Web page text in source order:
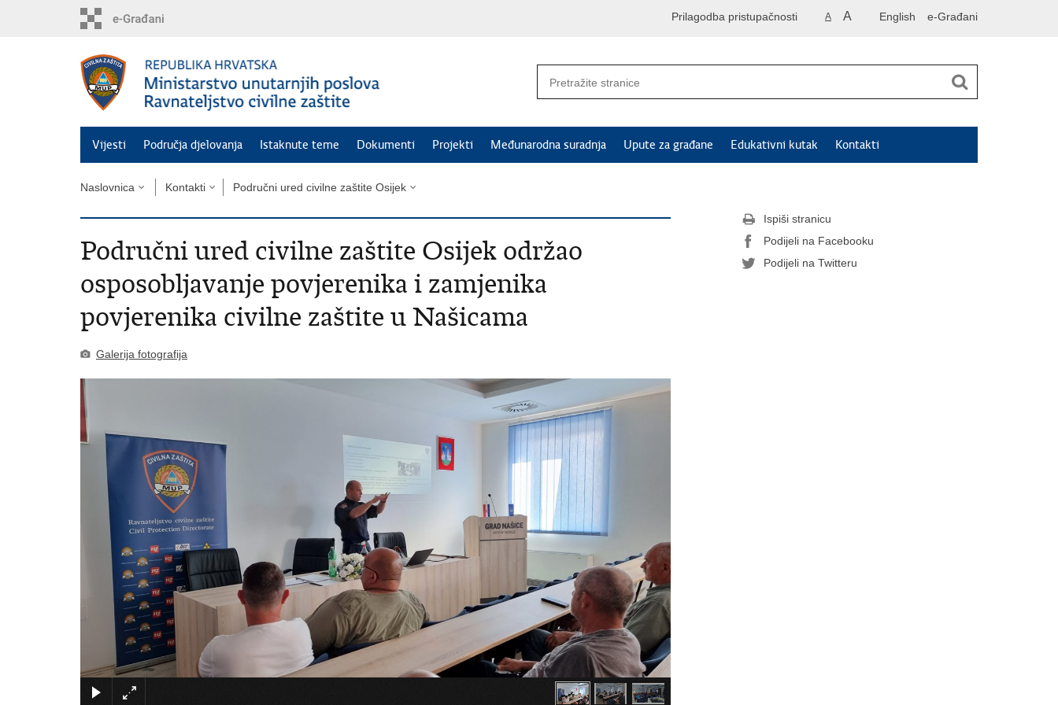
English e-Građani
A A
Prilagodba pristupačnosti
Vijesti Područja djelovanja Istaknute teme Dokumenti Projekti Međunarodna suradnja Upute za građane Edukativni kutak Kontakti
Naslovnica Kontakti Područni ured civilne zaštite Osijek
Područni ured civilne zaštite Osijek održao
osposobljavanje povjerenika i zamjenika
povjerenika civilne zaštite u Našicama
Galerija fotografija
Ispiši stranicu
Podijeli na Facebooku
Podijeli na Twitteru